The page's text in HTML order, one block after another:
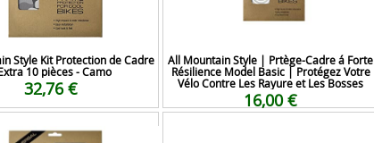
Style Kit Protection de Cadre
10 pièces - Camo
32,76 €
All Mountain Style | Prtège-Cadre á Forte
Résilience Model Basic | Protégez Votre
Vélo Contre Les Rayure et Les Bosses
16,00 €